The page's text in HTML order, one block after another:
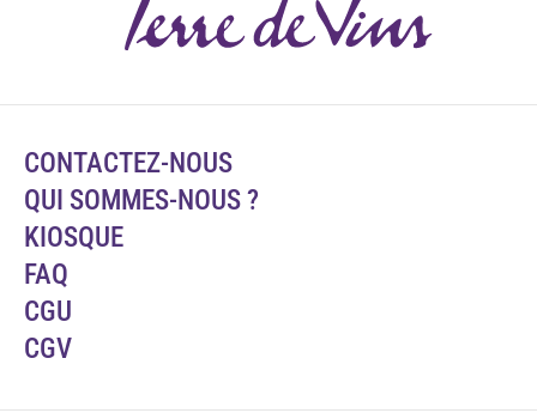
CONTACTEZ-NOUS
QUI SOMMES-NOUS ?
KIOSQUE
FAQ
CGU
CGV